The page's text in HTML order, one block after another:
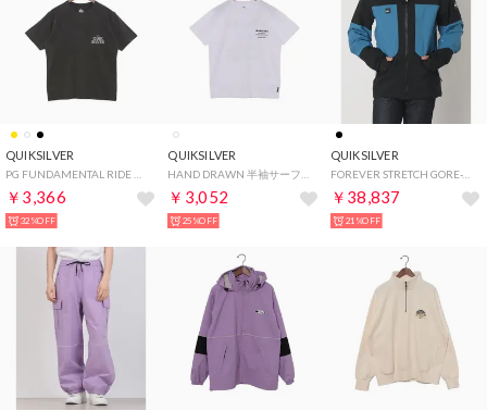
QUIKSILVER
￥3,366
32%OFF
QUIKSILVER
￥3,052
25%OFF
QUIKSILVER
FOREVER STRETCH GORE-TEX JK スノージャケット （ブラック）
￥38,837
21%OFF